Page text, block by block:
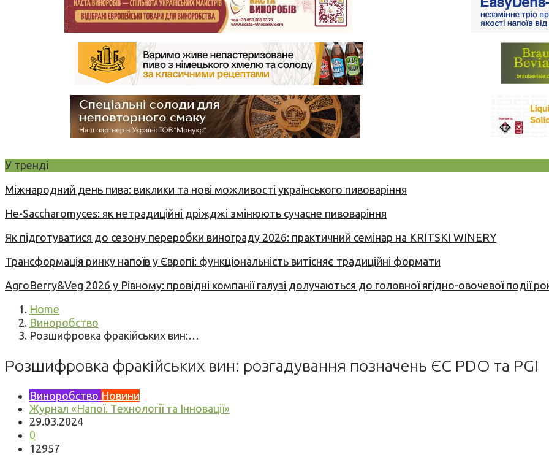
У тренді
Міжнародний день пива: виклики та нові можливості українського пивоваріння
Не-Saccharomyces: як нетрадиційні дріжджі змінюють сучасне пивоваріння
Як підготуватися до сезону переробки винограду 2026: практичний семінар на KRITSKI WINERY
Трансформація ринку напоїв у Європі: функціональність витісняє традиційні формати
AgroBerry&Veg 2026 у Рівному: провідні компанії галузі долучаються до головної ягідно-овочевої події
Home
Виноробство
Розшифровка фракійських вин:…
Розшифровка фракійських вин: розгадування позначень ЄС PDO та PGI
Виноробство Новини
Журнал «Напої. Технології та Інновації»
29.03.2024
0
12957